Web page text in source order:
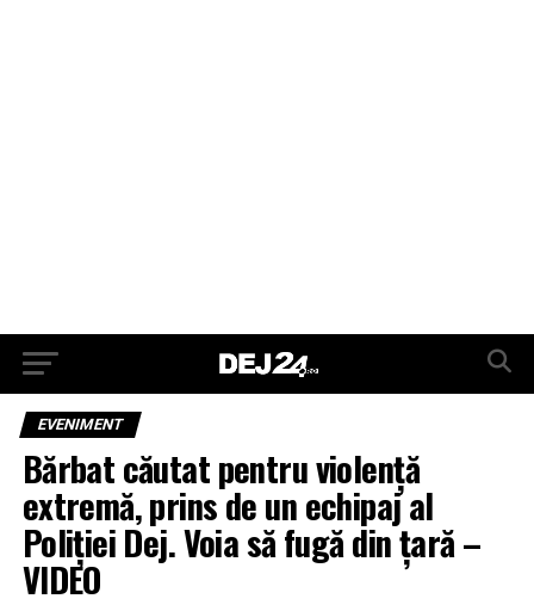
EVENIMENT
Bărbat căutat pentru violență
extremă, prins de un echipaj al
Poliției Dej. Voia să fugă din țară –
VIDEO